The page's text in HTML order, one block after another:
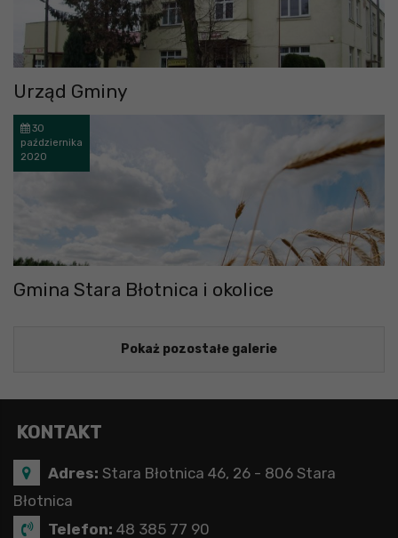
Urząd Gminy
30
października
2020
Gmina Stara Błotnica i okolice
Pokaż pozostałe galerie
KONTAKT
Adres: Stara Błotnica 46, 26 - 806 Stara
Błotnica
Telefon: 48 385 77 90